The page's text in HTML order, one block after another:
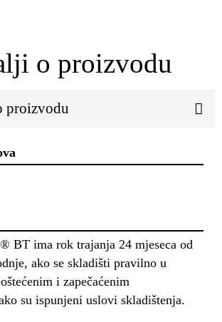
o proizvodu
proizvodu
BT ima rok trajanja 24 mjeseca od
ako se skladišti pravilno u
i zapečaćenim
su ispunjeni uslovi skladištenja.